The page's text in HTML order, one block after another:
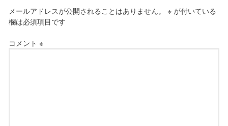
メールアドレスが公開されることはありません。 ※が付いている
欄は必須項目です
コメント ※